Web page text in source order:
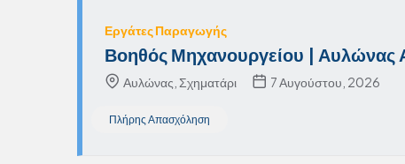
Εργάτες Παραγωγής
Βοηθός Μηχανουργείου | Αυλώνας
Αυλώνας, Σχηματάρι 7 Αυγούστου, 2026
Πλήρης Απασχόληση